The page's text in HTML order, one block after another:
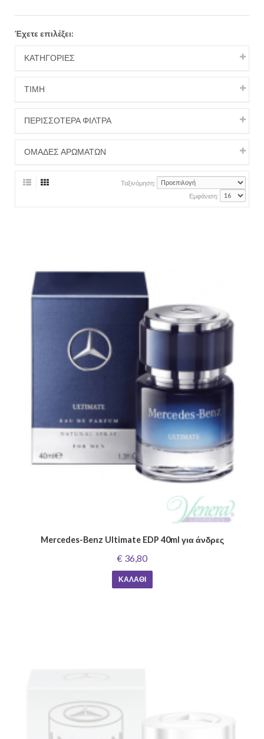
Έχετε επιλέξει:
ΚΑΤΗΓΟΡΙΕΣ
ΤΙΜΉ
ΠΕΡΙΣΣΟΤΕΡΑ ΦΙΛΤΡΑ
ΟΜΑΔΕΣ ΑΡΩΜΑΤΩΝ
Ταξινόμηση:
Εμφάνιση:
Mercedes-Benz Ultimate EDP 40ml για άνδρες
€ 36,80
ΚΑΛΆΘΙ